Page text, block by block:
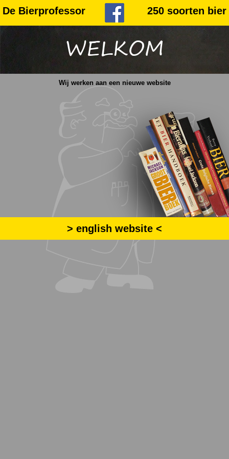
De Bierprofessor 250 soorten bier
WELKOM
Wij werken aan een nieuwe website
> english website <